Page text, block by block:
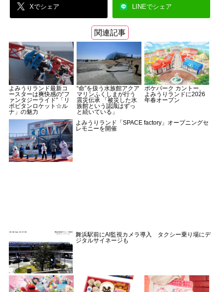
Xでシェア LINEでシェア
関連記事
よみうりランド最新コ
ースターは爽快感の“フ
ァンタジーライド”「リ
ポビタンロケット☆ル
ナ」の魅力
“命”を扱う水族館アクア
マリンふくしまが行う
震災伝承 「被災した水
族館という認識はずっ
と続いている」
ポケパーク カントー、
よみうりランドに2026
年春オープン
よみうりランド「SPACE factory」オープニングセ
レモニーを開催
舞浜駅前にAI監視カメラ導入 タクシー乗り場にデ
ジタルサイネージも